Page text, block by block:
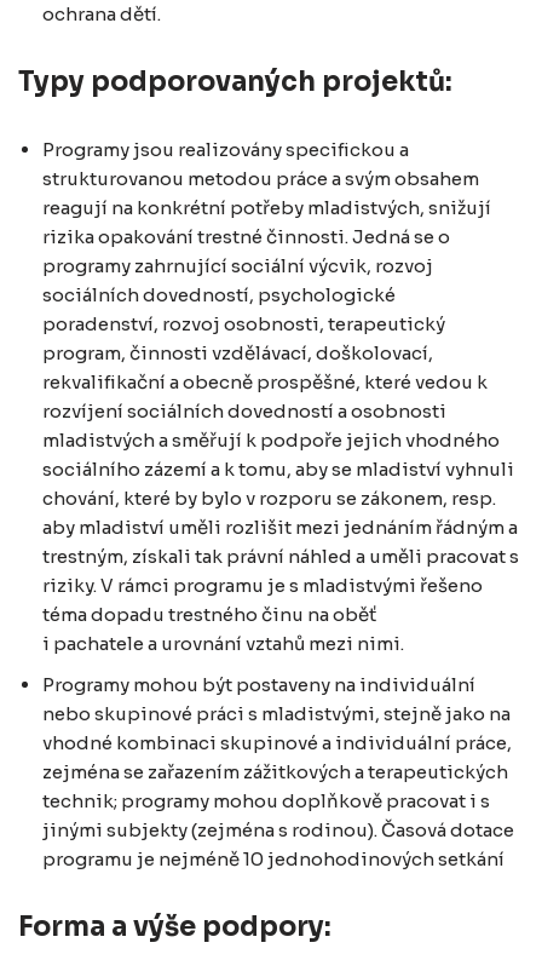
ochrana dětí.
Typy podporovaných projektů:
Programy jsou realizovány specifickou a
strukturovanou metodou práce a svým obsahem
reagují na konkrétní potřeby mladistvých, snižují
rizika opakování trestné činnosti. Jedná se o
programy zahrnující sociální výcvik, rozvoj
sociálních dovedností, psychologické
poradenství, rozvoj osobnosti, terapeutický
program, činnosti vzdělávací, doškolovací,
rekvalifikační a obecně prospěšné, které vedou k
rozvíjení sociálních dovedností a osobnosti
mladistvých a směřují k podpoře jejich vhodného
sociálního zázemí a k tomu, aby se mladiství vyhnuli
chování, které by bylo v rozporu se zákonem, resp.
aby mladiství uměli rozlišit mezi jednáním řádným a
trestným, získali tak právní náhled a uměli pracovat s
riziky. V rámci programu je s mladistvými řešeno
téma dopadu trestného činu na oběť
i pachatele a urovnání vztahů mezi nimi.
Programy mohou být postaveny na individuální
nebo skupinové práci s mladistvými, stejně jako na
vhodné kombinaci skupinové a individuální práce,
zejména se zařazením zážitkových a terapeutických
technik; programy mohou doplňkově pracovat i s
jinými subjekty (zejména s rodinou). Časová dotace
programu je nejméně 10 jednohodinových setkání
Forma a výše podpory: